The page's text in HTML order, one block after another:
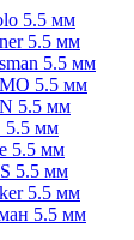
5.5 мм
5.5 мм
5.5 мм
5.5 мм
5.5 мм
5.5 мм
5.5 мм
5.5 мм
5.5 мм
5.5 мм